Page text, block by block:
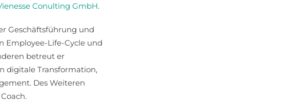
Conulting GmbH.
Geschäftsführung und
Employee-Life-Cycle und
betreut er
digitale Transformation,
Des Weiteren